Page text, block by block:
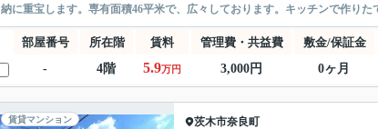
納に重宝します。専有面積46平米で、広々しております。キッチンで作り
部屋番号 所在階 賃料 管理費・共益費 敷金/保証金
-
4階 5.9万円 3,000円 0ヶ月
賃貸マンション 茨木市奈良町